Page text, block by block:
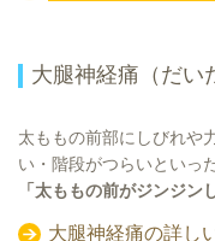
大腿神経痛（だい
太ももの前部にしびれや
い・階段がつらいといっ
「太ももの前がジンジン
大腿神経痛の詳し